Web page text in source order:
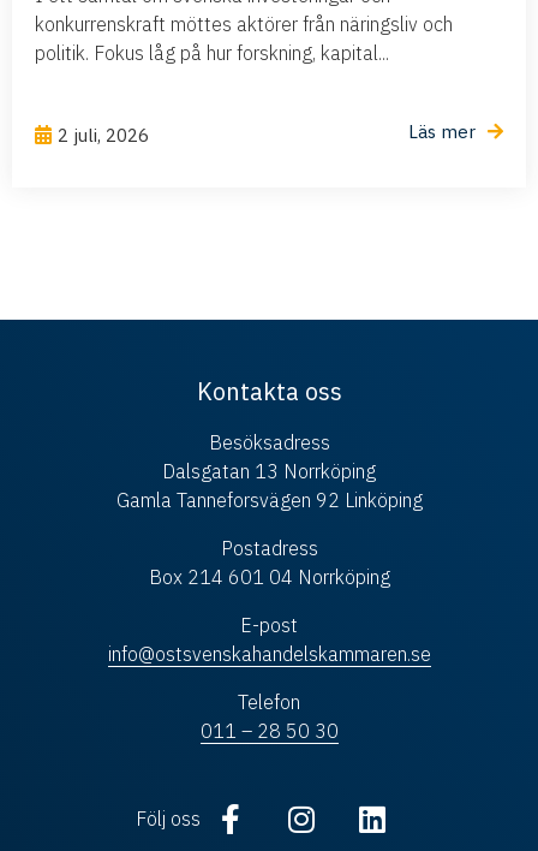
konkurrenskraft möttes aktörer från näringsliv och
politik. Fokus låg på hur forskning, kapital...
2 juli, 2026 Läs mer
Kontakta oss
Besöksadress
Dalsgatan 13 Norrköping
Gamla Tanneforsvägen 92 Linköping
Postadress
Box 214 601 04 Norrköping
E-post
info@ostsvenskahandelskammaren.se
Telefon
011 – 28 50 30
Följ oss